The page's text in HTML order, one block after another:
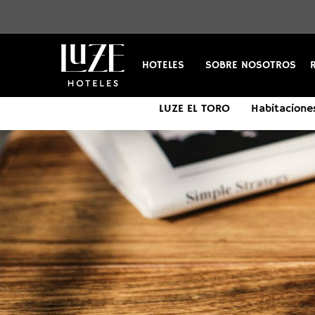
HOTELES SOBRE NOSOTROS
LUZE EL TORO